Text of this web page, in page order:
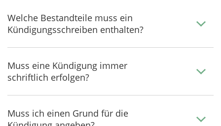
Welche Bestandteile muss ein
Kündigungsschreiben enthalten?
Muss eine Kündigung immer
schriftlich erfolgen?
Muss ich einen Grund für die